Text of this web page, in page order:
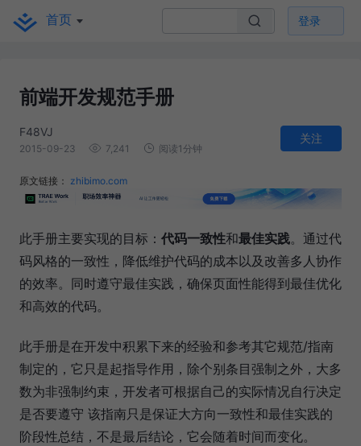
首页 登录
前端开发规范手册
F48VJ
2015-09-23 7,241 阅读1分钟
关注
原文链接： zhibimo.com
此手册主要实现的目标： 代码一致性和最佳实践。通过代
码风格的一致性，降低维护代码的成本以及改善多人协作
的效率。同时遵守最佳实践，确保页面性能得到最佳优化
和高效的代码。
此手册是在开发中积累下来的经验和参考其它规范/指南
制定的，它只是起指导作用，除个别条目强制之外，大多
数为非强制约束，开发者可根据自己的实际情况自行决定
是否要遵守 该指南只是保证大方向一致性和最佳实践的
阶段性总结，不是最后结论，它会随着时间而变化。